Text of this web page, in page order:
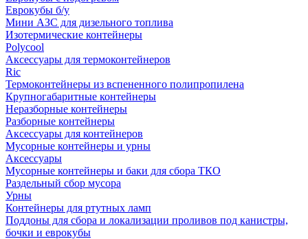
Еврокубы б/у
Мини АЗС для дизельного топлива
Изотермические контейнеры
Polycool
Аксессуары для термоконтейнеров
Ric
Термоконтейнеры из вспененного полипропилена
Крупногабаритные контейнеры
Неразборные контейнеры
Разборные контейнеры
Аксессуары для контейнеров
Мусорные контейнеры и урны
Аксессуары
Мусорные контейнеры и баки для сбора ТКО
Раздельный сбор мусора
Урны
Контейнеры для ртутных ламп
Поддоны для сбора и локализации проливов под канистры,
бочки и еврокубы